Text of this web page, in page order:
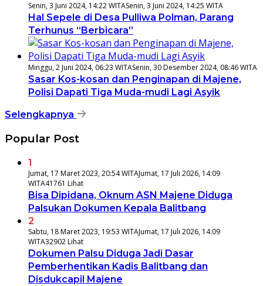
Senin, 3 Juni 2024, 14:22 WITASenin, 3 Juni 2024, 14:25 WITA
Hal Sepele di Desa Pulliwa Polman, Parang
Terhunus “Berbicara”
Minggu, 2 Juni 2024, 06:23 WITASenin, 30 Desember 2024, 08:46 WITA
Sasar Kos-kosan dan Penginapan di Majene,
Polisi Dapati Tiga Muda-mudi Lagi Asyik
Selengkapnya
Popular Post
1
Jumat, 17 Maret 2023, 20:54 WITAJumat, 17 Juli 2026, 14:09
WITA41761 Lihat
Bisa Dipidana, Oknum ASN Majene Diduga
Palsukan Dokumen Kepala Balitbang
2
Sabtu, 18 Maret 2023, 19:53 WITAJumat, 17 Juli 2026, 14:09
WITA32902 Lihat
Dokumen Palsu Diduga Jadi Dasar
Pemberhentikan Kadis Balitbang dan
Disdukcapil Majene